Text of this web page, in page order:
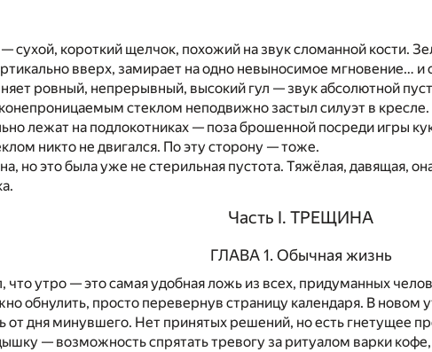
сухой, короткий щелчок, похожий на звук сломанной кости.
вверх, замирает на одно невыносимое мгновение…
ровный, непрерывный, высокий гул — звук абсолютной
стеклом неподвижно застыл силуэт в
лежат на подлокотниках — поза брошенной посреди игры
никто не двигался. По эту сторону — тоже.
но это была уже не стерильная пустота. Тяжёлая, давящая,
Часть I. ТРЕЩИНА
ГЛАВА 1. Обычная жизнь
что утро — это самая удобная ложь из всех, придуманных
обнулить, просто перевернув страницу календаря. В новом
от дня минувшего. Нет принятых решений, но есть гнетущее
— возможность спрятать тревогу за ритуалом варки